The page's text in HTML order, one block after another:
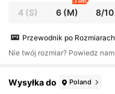
4 (S) 6 (M)
3 left
8/10
Przewodnik po Rozmiarach
Nie twój rozmiar? Powiedz nam
Wysyłka do Poland